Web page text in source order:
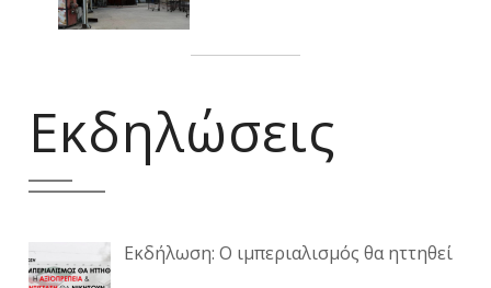
Εκδηλώσεις
Εκδήλωση: Ο ιμπεριαλισμός θα ηττηθεί